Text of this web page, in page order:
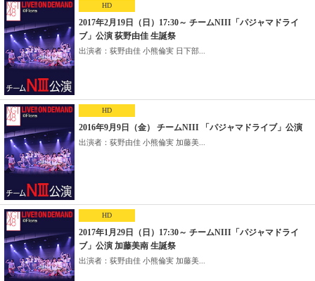
HD
2017年2月19日（日）17:30～ チームNIII「パジャマドライ
ブ」公演 荻野由佳 生誕祭
出演者：荻野由佳 小熊倫実 日下部...
HD
2016年9月9日（金） チームNIII 「パジャマドライブ」公演
出演者：荻野由佳 小熊倫実 加藤美...
HD
2017年1月29日（日）17:30～ チームNIII「パジャマドライ
ブ」公演 加藤美南 生誕祭
出演者：荻野由佳 小熊倫実 加藤美...